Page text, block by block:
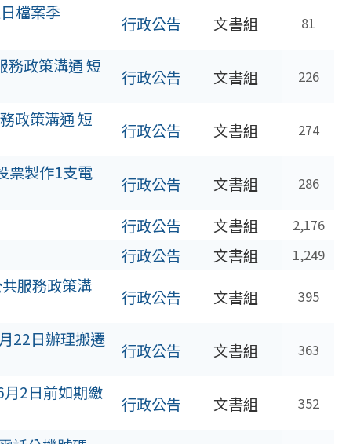
檔案季
行政公告 文書組 81
務政策溝通 短
行政公告 文書組 226
政策溝通 短
行政公告 文書組 274
票製作1支電
行政公告 文書組 286
行政公告 文書組 2,176
行政公告 文書組 1,249
服務政策溝
行政公告 文書組 395
22日辦理搬遷
行政公告 文書組 363
2日前如期繳
行政公告 文書組 352